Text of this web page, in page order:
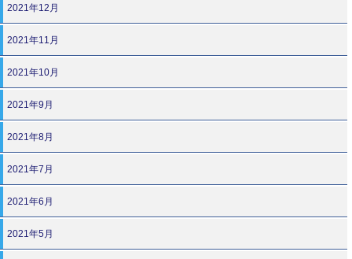
2021年12月
2021年11月
2021年10月
2021年9月
2021年8月
2021年7月
2021年6月
2021年5月